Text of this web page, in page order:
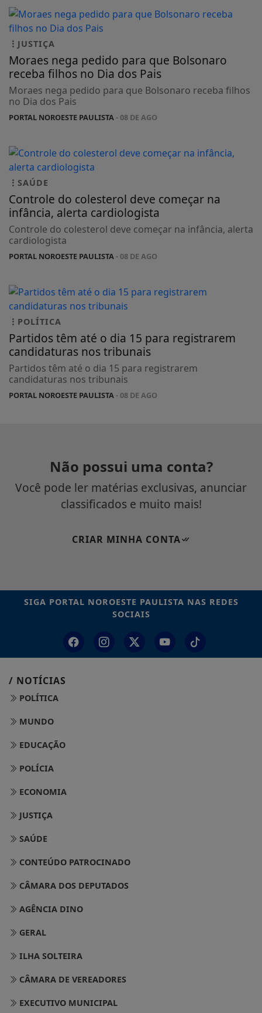
JUSTIÇA
Moraes nega pedido para que Bolsonaro
receba filhos no Dia dos Pais
Moraes nega pedido para que Bolsonaro receba filhos
no Dia dos Pais
PORTAL NOROESTE PAULISTA- 08 DE AGO
SAÚDE
Controle do colesterol deve começar na
infância, alerta cardiologista
Controle do colesterol deve começar na infância, alerta
cardiologista
PORTAL NOROESTE PAULISTA- 08 DE AGO
POLÍTICA
Partidos têm até o dia 15 para registrarem
candidaturas nos tribunais
Partidos têm até o dia 15 para registrarem
candidaturas nos tribunais
PORTAL NOROESTE PAULISTA- 08 DE AGO
Não possui uma conta?
Você pode ler matérias exclusivas, anunciar
classificados e muito mais!
CRIAR MINHA CONTA
SIGA PORTAL NOROESTE PAULISTA NAS REDES
SOCIAIS
/ NOTÍCIAS
POLÍTICA
MUNDO
EDUCAÇÃO
POLÍCIA
ECONOMIA
JUSTIÇA
SAÚDE
CONTEÚDO PATROCINADO
CÂMARA DOS DEPUTADOS
AGÊNCIA DINO
GERAL
ILHA SOLTEIRA
CÂMARA DE VEREADORES
EXECUTIVO MUNICIPAL